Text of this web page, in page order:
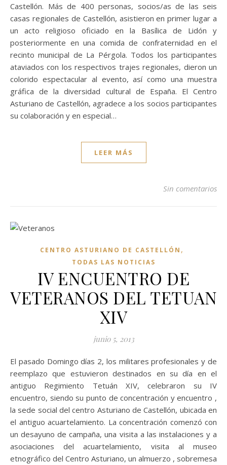
Castellón. Más de 400 personas, socios/as de las seis
casas regionales de Castellón, asistieron en primer lugar a
un acto religioso oficiado en la Basílica de Lidón y
posteriormente en una comida de confraternidad en el
recinto municipal de La Pérgola. Todos los participantes
ataviados con los respectivos trajes regionales, dieron un
colorido espectacular al evento, así como una muestra
gráfica de la diversidad cultural de España. El Centro
Asturiano de Castellón, agradece a los socios participantes
su colaboración y en especial…
LEER MÁS
Sin comentarios
CENTRO ASTURIANO DE CASTELLÓN ,
TODAS LAS NOTICIAS
IV ENCUENTRO DE
VETERANOS DEL TETUAN
XIV
junio 5, 2013
El pasado Domingo días 2, los militares profesionales y de
reemplazo que estuvieron destinados en su día en el
antiguo Regimiento Tetuán XIV, celebraron su IV
encuentro, siendo su punto de concentración y encuentro ,
la sede social del centro Asturiano de Castellón, ubicada en
el antiguo acuartelamiento. La concentración comenzó con
un desayuno de campaña, una visita a las instalaciones y a
asociaciones del acuartelamiento, visita al museo
etnográfico del Centro Asturiano, un almuerzo , sobremesa